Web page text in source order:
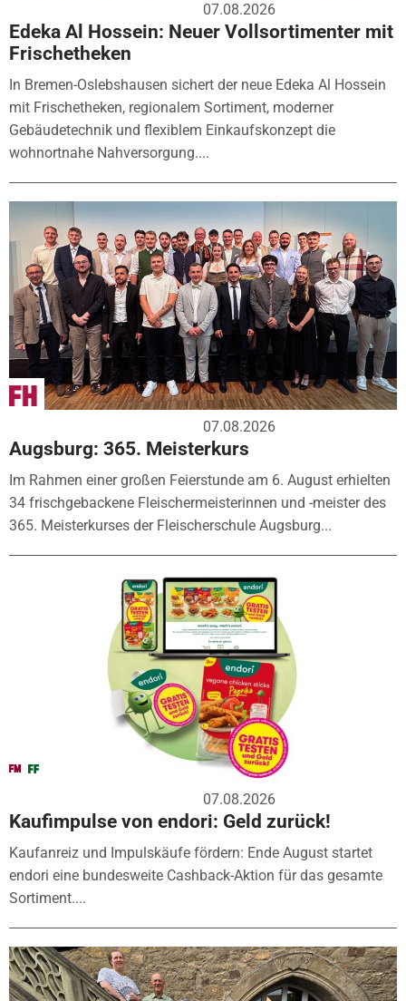
07.08.2026
Edeka Al Hossein: Neuer Vollsortimenter mit
Frischetheken
In Bremen-Oslebshausen sichert der neue Edeka Al Hossein
mit Frischetheken, regionalem Sortiment, moderner
Gebäudetechnik und flexiblem Einkaufskonzept die
wohnortnahe Nahversorgung....
07.08.2026
Augsburg: 365. Meisterkurs
Im Rahmen einer großen Feierstunde am 6. August erhielten
34 frischgebackene Fleischermeisterinnen und -meister des
365. Meisterkurses der Fleischerschule Augsburg...
07.08.2026
Kaufimpulse von endori: Geld zurück!
Kaufanreiz und Impulskäufe fördern: Ende August startet
endori eine bundesweite Cashback-Aktion für das gesamte
Sortiment....